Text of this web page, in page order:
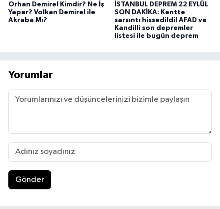
Orhan Demirel Kimdir? Ne İş
Yapar? Volkan Demirel ile
Akraba Mı?
İSTANBUL DEPREM 22 EYLÜL
SON DAKİKA: Kentte
sarsıntı hissedildi! AFAD ve
Kandilli son depremler
listesi ile bugün deprem
Yorumlar
Gönder